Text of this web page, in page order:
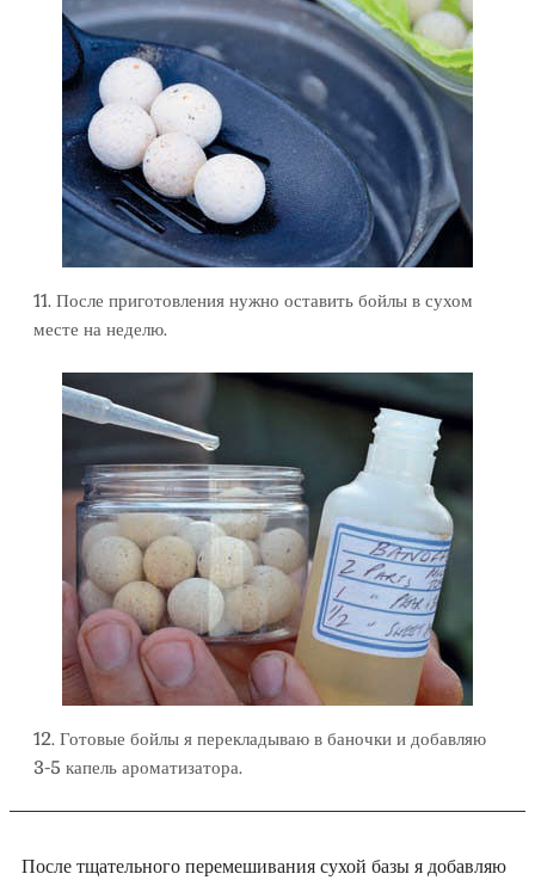
11. После приготовления нужно оставить бойлы в сухом
месте на неделю.
12. Готовые бойлы я перекладываю в баночки и добавляю
3-5 капель ароматизатора.
После тщательного перемешивания сухой базы я добавляю